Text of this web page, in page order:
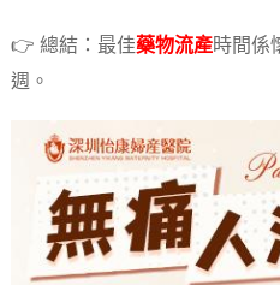
👉 總結：最佳藥物流產時間係
週。